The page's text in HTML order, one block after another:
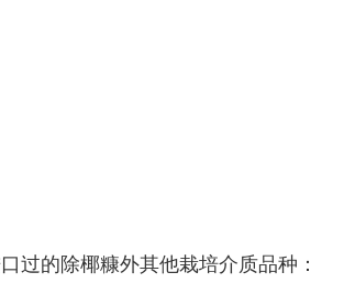
过的除椰糠外其他栽培介质品种：